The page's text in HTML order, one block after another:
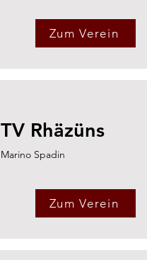
Zum Verein
TV Rhäzüns
Marino Spadin
Zum Verein